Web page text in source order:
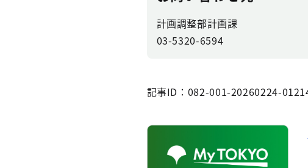
計画調整部計画課
03-5320-6594
記事ID：082-001-20260224-